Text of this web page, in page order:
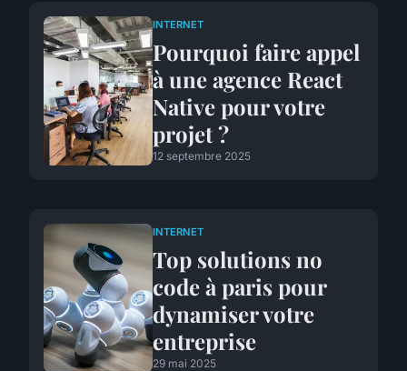
INTERNET
Pourquoi faire appel
à une agence React
Native pour votre
projet ?
12 septembre 2025
INTERNET
Top solutions no
code à paris pour
dynamiser votre
entreprise
29 mai 2025